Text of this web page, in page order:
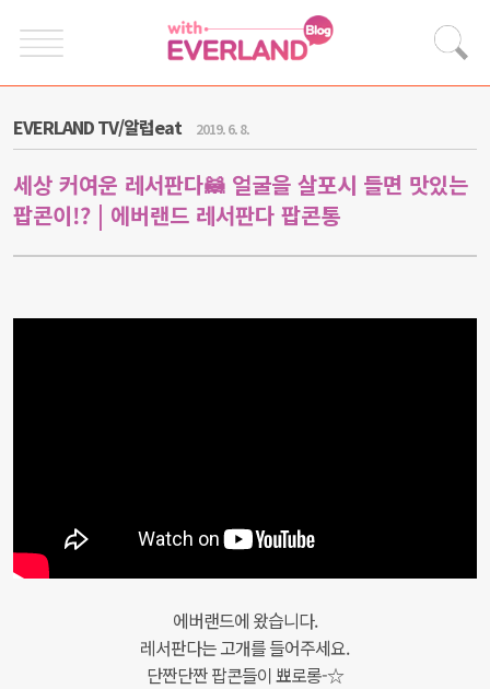
EVERLAND TV/알럽eat 2019. 6. 8.
세상 커여운 레서판다🦝 얼굴을 살포시 들면 맛있는
팝콘이!? | 에버랜드 레서판다 팝콘통
에버랜드에 왔습니다.
레서판다는 고개를 들어주세요.
단짠단짠 팝콘들이 뾰로롱-☆